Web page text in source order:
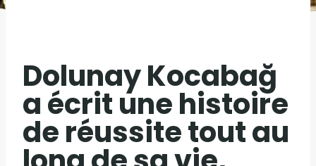
Dolunay Kocabağ
a écrit une histoire
de réussite tout au